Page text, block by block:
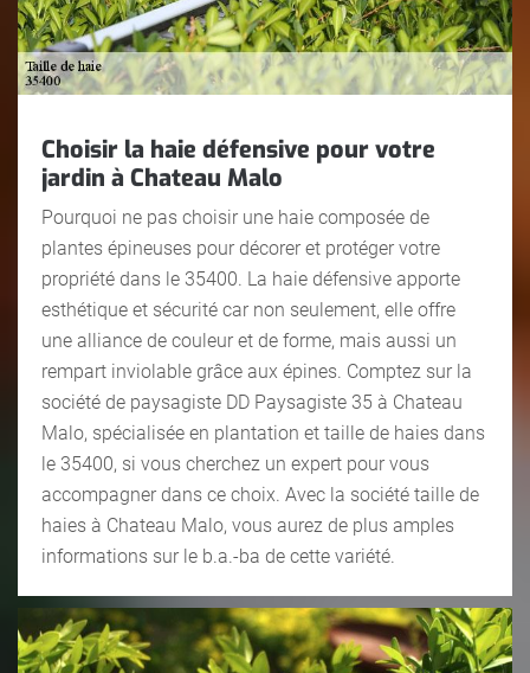
Choisir la haie défensive pour votre
jardin à Chateau Malo
Pourquoi ne pas choisir une haie composée de
plantes épineuses pour décorer et protéger votre
propriété dans le 35400. La haie défensive apporte
esthétique et sécurité car non seulement, elle offre
une alliance de couleur et de forme, mais aussi un
rempart inviolable grâce aux épines. Comptez sur la
société de paysagiste DD Paysagiste 35 à Chateau
Malo, spécialisée en plantation et taille de haies dans
le 35400, si vous cherchez un expert pour vous
accompagner dans ce choix. Avec la société taille de
haies à Chateau Malo, vous aurez de plus amples
informations sur le b.a.-ba de cette variété.